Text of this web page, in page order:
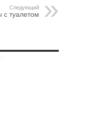
Следующий
туалетом